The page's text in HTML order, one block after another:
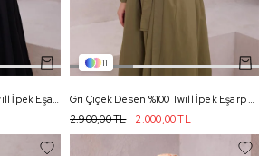
11
2.000,00 TL
2.900,00 TL